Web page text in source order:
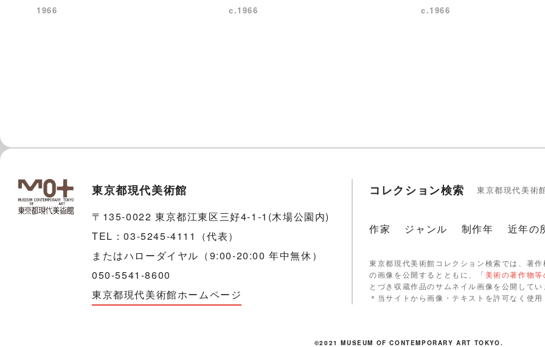
1966 c.1966 c.1966
東京都現代美術館
〒135-0022 東京都江東区三好4-1-1(木場公園内)
TEL：03-5245-4111（代表）
またはハローダイヤル（9:00-20:00 年中無休）
050-5541-8600
東京都現代美術館ホームページ
コレクション検索 東京都現代美術
作家 ジャンル 制作年 近年の
東京都現代美術館コレクション検索では、著
の画像を公開するとともに、「美術の著作物
とづき収蔵作品のサムネイル画像を公開してい
＊当サイトから画像・テキストを許可なく使用
©2021 MUSEUM OF CONTEMPORARY ART TOKYO.